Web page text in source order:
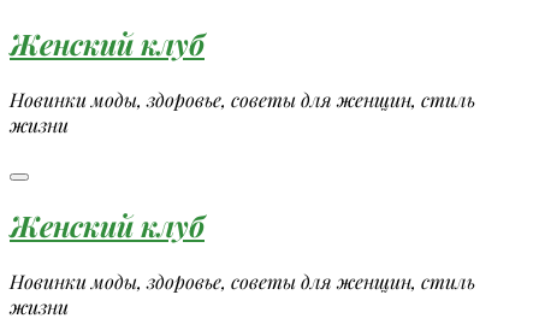
Перейти
к
содержимому
Женский клуб
Новинки моды, здоровье, советы для женщин, стиль
жизни
Женский клуб
Новинки моды, здоровье, советы для женщин, стиль
жизни